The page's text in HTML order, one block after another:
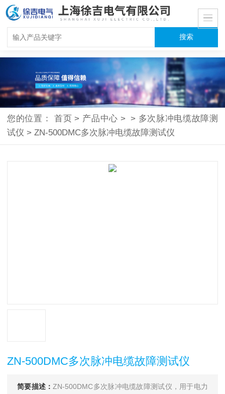
您的位置：首页 > 产品中心 > > 多次脉冲电缆故障测
试仪 > ZN-500DMC多次脉冲电缆故障测试仪
ZN-500DMC多次脉冲电缆故障测试仪
简要描述： ZN-500DMC多次脉冲电缆故障测试仪，用于电力